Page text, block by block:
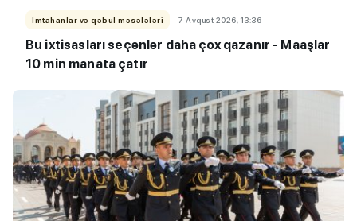
İmtahanlar və qəbul məsələləri 7 Avqust 2026, 13:36
Bu ixtisasları seçənlər daha çox qazanır - Maaşlar
10 min manata çatır